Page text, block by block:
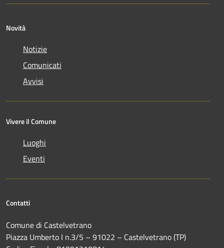
Novità
Notizie
Comunicati
Avvisi
Vivere il Comune
Luoghi
Eventi
Contatti
Comune di Castelvetrano
Piazza Umberto I n.3/5 – 91022 – Castelvetrano (TP)